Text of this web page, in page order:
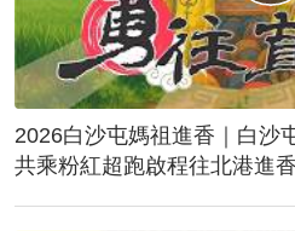
2026白沙屯媽祖進香｜白沙
共乘粉紅超跑啟程往北港進